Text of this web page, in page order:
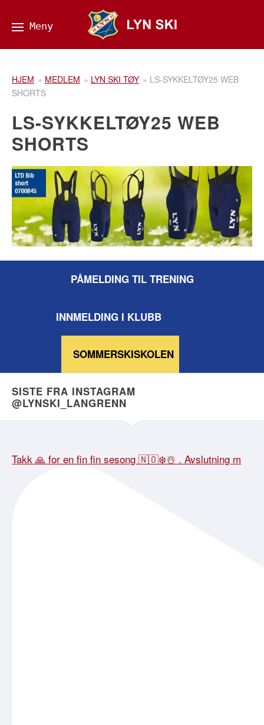
HJEM » MEDLEM » LYN SKI TØY » LS-SYKKELTØY25 WEB
SHORTS
LS-SYKKELTØY25 WEB
SHORTS
PÅMELDING TIL TRENING
INNMELDING I KLUBB
SOMMERSKISKOLEN
SISTE FRA INSTAGRAM
@LYNSKI_LANGRENN
Takk 🙏 for en fin fin sesong 🇳🇴❄️☃️ . Avslutning m